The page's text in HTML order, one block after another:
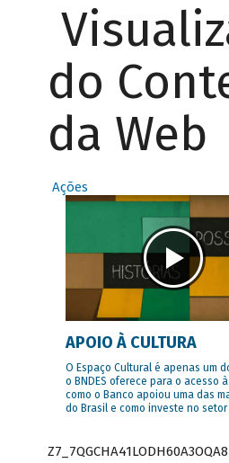
do
da Web
Ações
APOIO À CULTURA
O Espaço Cultural é apenas um
o BNDES oferece para o acesso
como o Banco apoiou uma das
do Brasil e como investe no